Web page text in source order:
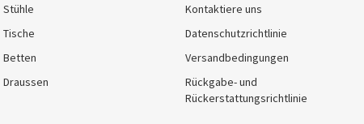
Stühle
Tische
Betten
Draussen
Kontaktiere uns
Datenschutzrichtlinie
Versandbedingungen
Rückgabe- und
Rückerstattungsrichtlinie